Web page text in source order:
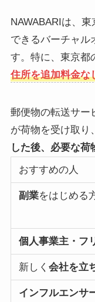
NAWABARIは、
できるバーチャル
す。特に、東京都
住所を追加料金な
郵便物の転送サー
が荷物を受け取り、
した後、必要な荷
おすすめの人
副業をはじめる
個人事業主・フ
新しく 会社を立
インフルエンサ